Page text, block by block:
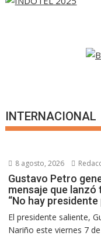
INTERNACIONAL
8 agosto, 2026
Gustavo Petro
mensaje que lanzó
“No hay
El presidente saliente,
Nariño este viernes 7